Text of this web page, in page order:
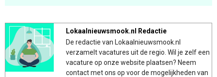
Lokaalnieuwsmook.nl Redactie
De redactie van Lokaalnieuwsmook.nl
verzamelt vacatures uit de regio. Wil je zelf een
vacature op onze website plaatsen? Neem
contact met ons op voor de mogelijkheden van